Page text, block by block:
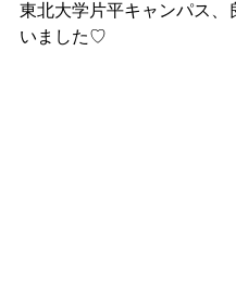
東北大学片平キャンパス、
いました♡